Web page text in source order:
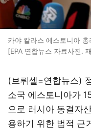
카야 칼라스 에스토니아
[EPA 연합뉴스 자료사진.
(브뤼셀=연합뉴스)
소국 에스토니아가
으로 러시아 동결자
용하기 위한 법적 근